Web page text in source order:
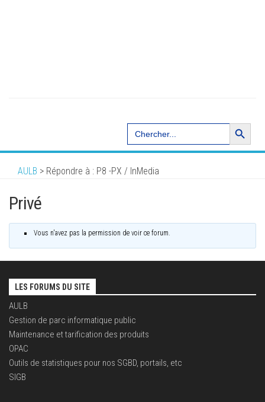
Search
for:
Search Button
AULB > Répondre à : P8 -PX / InMedia
Privé
Vous n'avez pas la permission de voir ce forum.
LES FORUMS DU SITE
AULB
Gestion de parc informatique public
Maintenance et tarification des produits
OPAC
Outils de statistiques pour nos SGBD, portails, etc
SIGB